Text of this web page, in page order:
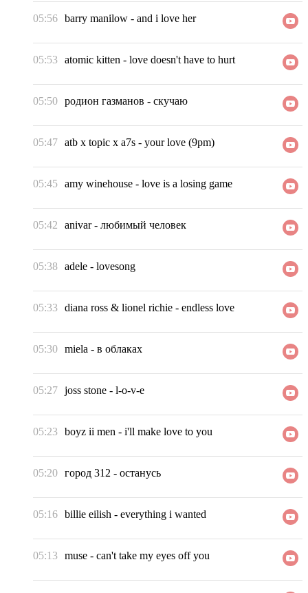
05:56 barry manilow - and i love her
05:53 atomic kitten - love doesn't have to hurt
05:50 родион газманов - скучаю
05:47 atb x topic x a7s - your love (9pm)
05:45 amy winehouse - love is a losing game
05:42 anivar- любимый человек
05:38 adele - lovesong
05:33 diana ross & lionel richie - endless love
05:30 miela - в облаках
05:27 joss stone - l-o-v-e
05:23 boyz ii men - i'll make love to you
05:20 город 312 - останусь
05:16 billie eilish - everything i wanted
05:13 muse - can't take my eyes off you